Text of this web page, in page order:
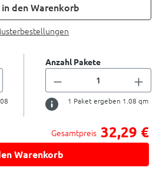
den Warenkorb
Anzahl Pakete
1 Paket ergeben 1.08 qm
Gesamtpreis 32,29 €
Warenkorb